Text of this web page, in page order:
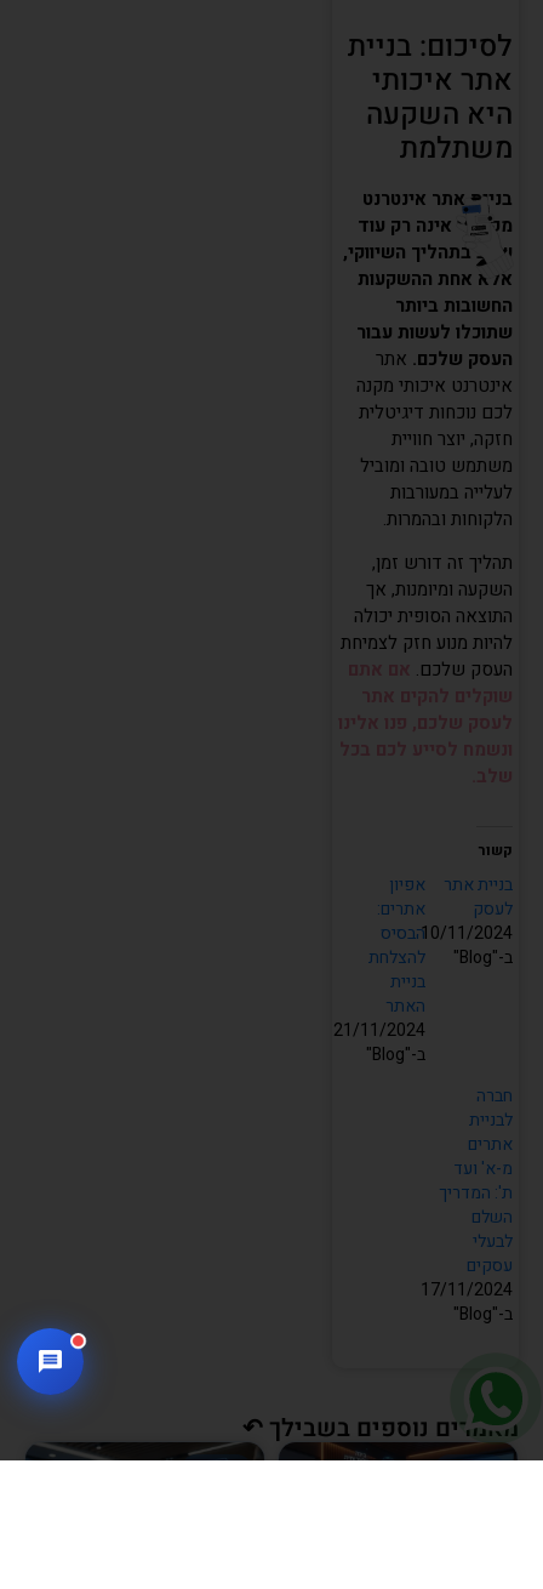
לסיכום: בניית
אתר איכותי
היא השקעה
משתלמת
בניית אתר אינטרנט
מקצועי אינה רק עוד
שלב בתהליך השיווקי,
אלא אחת ההשקעות
החשובות ביותר
שתוכלו לעשות עבור
העסק שלכם. אתר
אינטרנט איכותי מקנה
לכם נוכחות דיגיטלית
חזקה, יוצר חוויית
משתמש טובה ומוביל
לעלייה במעורבות
הלקוחות ובהמרות.
תהליך זה דורש זמן,
השקעה ומיומנות, אך
התוצאה הסופית יכולה
להיות מנוע חזק לצמיחת
העסק שלכם.
קשור
בניית אתר
לעסק
10/11/2024
ב-"Blog"
אפיון
אתרים:
הבסיס
להצלחת
בניית
האתר
21/11/2024
ב-"Blog"
חברה
לבניית
אתרים
מ-א' ועד
ת': המדריך
השלם
לבעלי
עסקים
17/11/2024
ב-"Blog"
מאמרים נוספים בשבילך ↶